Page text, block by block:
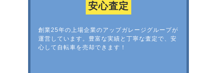
安心査定
創業25年の上場企業のアップガレージグループが
運営しています。豊富な実績と丁寧な査定で、安
心して自転車を売却できます！